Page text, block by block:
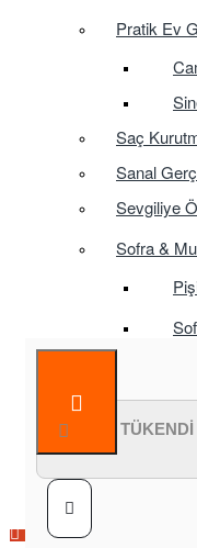
Pratik Ev
Saç
Sanal
Sevgiliye
Sofra &
Tasarruflu
Temizlik
TV
STOK TÜKENDİ
Çok Satılan Ürün